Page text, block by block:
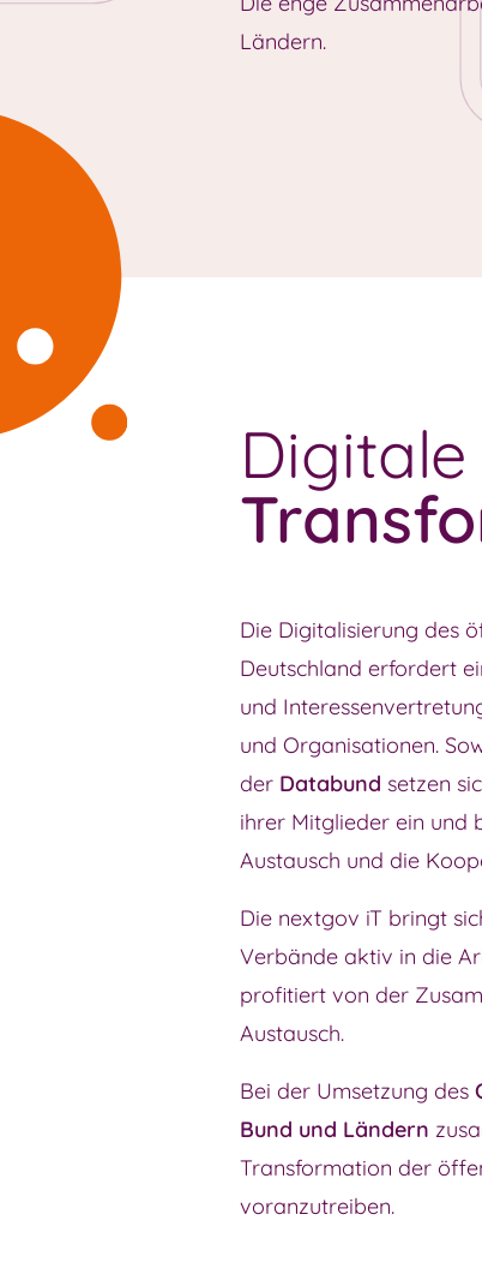
Ländern.
Digitale
Die Digitalisierung des
Deutschland erfordert
und
und Organisationen.
der Databund setzen
ihrer Mitglieder ein und
Austausch und die
Die nextgov iT bringt
Verbände aktiv in die
profitiert von der
Austausch.
Bei der Umsetzung des
Bund und Ländern
Transformation der
voranzutreiben.